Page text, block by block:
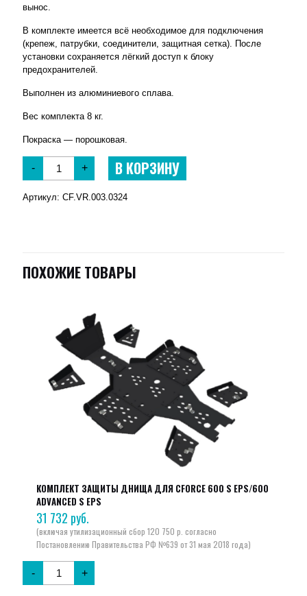
вынос.
В комплекте имеется всё необходимое для подключения
(крепеж, патрубки, соединители, защитная сетка). После
установки сохраняется лёгкий доступ к блоку
предохранителей.
Выполнен из алюминиевого сплава.
Вес комплекта 8 кг.
Покраска — порошковая.
- + В КОРЗИНУ
Артикул: CF.VR.003.0324
ПОХОЖИЕ ТОВАРЫ
КОМПЛЕКТ ЗАЩИТЫ ДНИЩА ДЛЯ CFORCE 600 S EPS/600
ADVANCED S EPS
31 732 руб.
- +